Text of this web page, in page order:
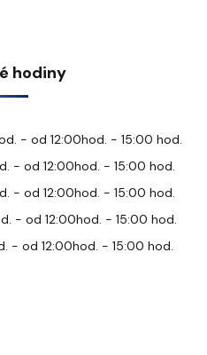
hodiny
- od 12:00hod. - 15:00 hod.
- od 12:00hod. - 15:00 hod.
- od 12:00hod. - 15:00 hod.
- od 12:00hod. - 15:00 hod.
- od 12:00hod. - 15:00 hod.